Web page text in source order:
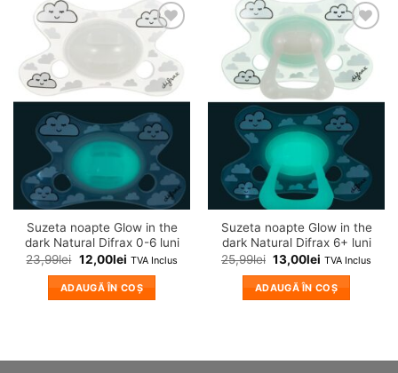
❤
Adauga
in
wishlist!
Suzeta noapte Glow in the
dark Natural Difrax 0-6 luni
23,99lei 12,00lei TVA Inclus
ADAUGĂ ÎN COȘ
Adauga
in
wishlist!
Suzeta noapte Glow in the
dark Natural Difrax 6+ luni
25,99lei 13,00lei TVA Inclus
ADAUGĂ ÎN COȘ